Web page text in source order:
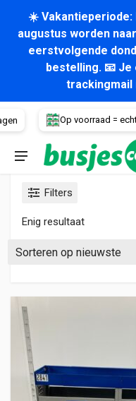
☀️ Vakantieperiode:
augustus worden
eerstvolgende
bestelling. 📧
trackingmail
Op voorraad =
Voertuig
Filters
Enig resultaat